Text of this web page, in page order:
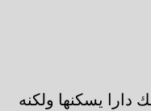
دارا يسكنها ولكنه